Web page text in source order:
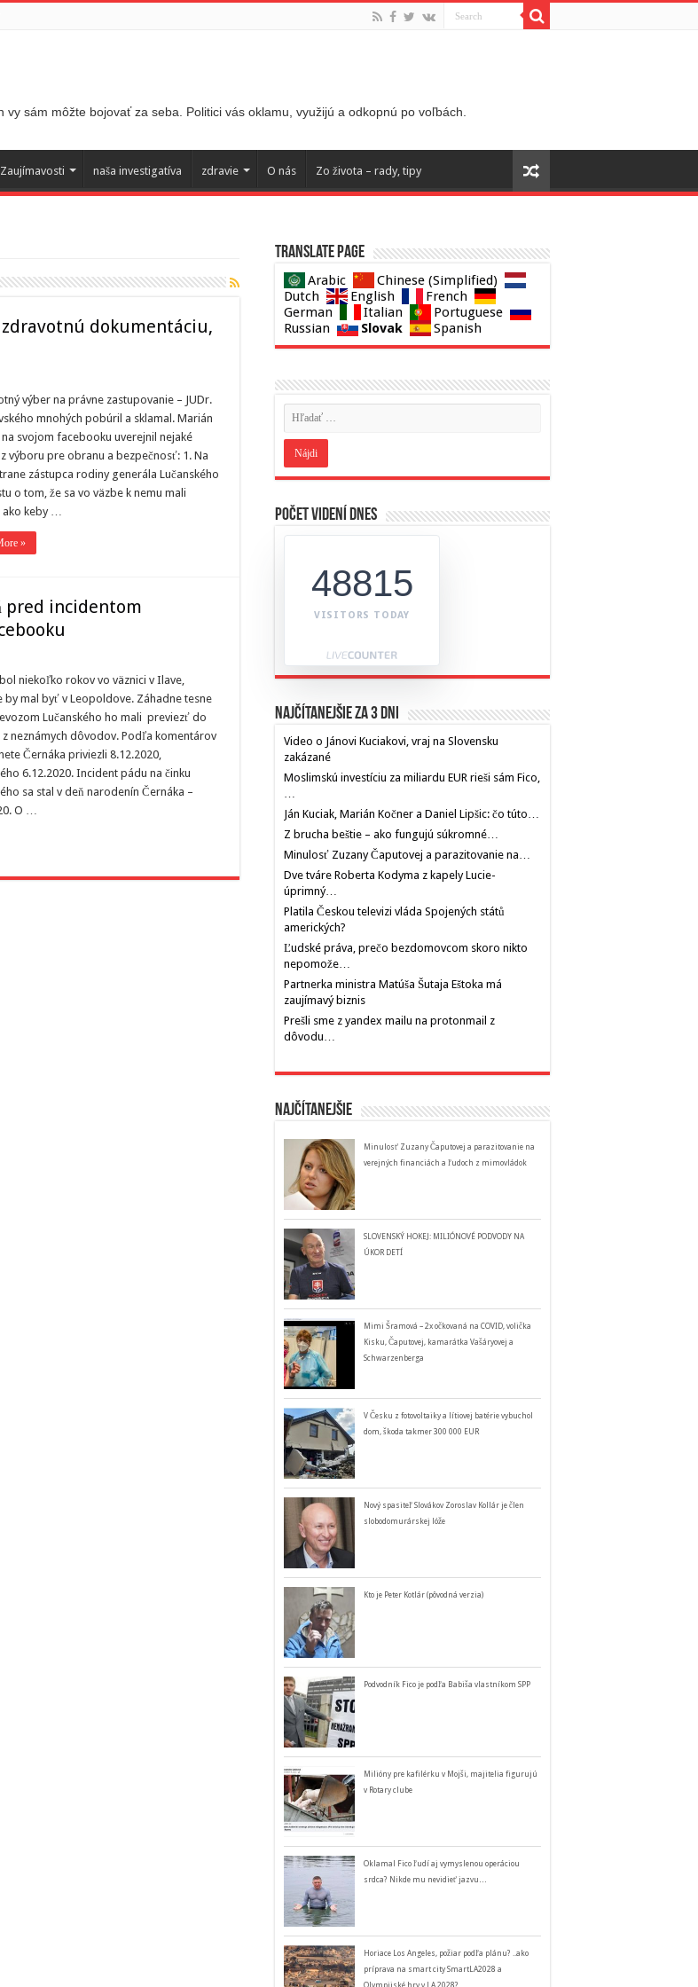
sám môžte bojovať za seba. Politici vás oklamu, využijú a odkopnú po voľbách.
Zaujímavosti naša investigatíva zdravie O nás Zo života – rady, tipy
dokumentáciu,
výber na právne zastupovanie – JUDr.
mnohých pobúril a sklamal. Marián
svojom facebooku uverejnil nejaké
výboru pre obranu a bezpečnosť: 1. Na
zástupca rodiny generála Lučanského
o tom, že sa vo väzbe k nemu mali
ako keby …
»
pred incidentom
niekoľko rokov vo väznici v Ilave,
by mal byť v Leopoldove. Záhadne tesne
Lučanského ho mali previezť do
z neznámych dôvodov. Podľa komentárov
Černáka priviezli 8.12.2020,
6.12.2020. Incident pádu na činku
sa stal v deň narodenín Černáka –
O …
Translate page
Arabic
Chinese (Simplified)
Dutch
English
French
German
Italian
Portuguese
Russian
Slovak Spanish
Počet videní dnes
48815
VISITORS TODAY
Najčítanejšie za 3 dni
Video o Jánovi Kuciakovi, vraj na Slovensku
zakázané
Moslimskú investíciu za miliardu EUR rieši sám Fico,
…
Ján Kuciak, Marián Kočner a Daniel Lipšic: čo túto…
Z brucha beštie – ako fungujú súkromné…
Minulosť Zuzany Čaputovej a parazitovanie na…
Dve tváre Roberta Kodyma z kapely Lucie-
úprimný…
Platila Českou televizi vláda Spojených států
amerických?
Ľudské práva, prečo bezdomovcom skoro nikto
nepomože…
Partnerka ministra Matúša Šutaja Eštoka má
zaujímavý biznis
Prešli sme z yandex mailu na protonmail z
dôvodu…
Najčítanejšie
Minulosť Zuzany Čaputovej a parazitovanie na
verejných financiách a ľudoch z mimovládok
SLOVENSKÝ HOKEJ: MILIÓNOVÉ PODVODY NA
ÚKOR DETÍ
Mimi Šramová – 2x očkovaná na COVID, volička
Kisku, Čaputovej, kamarátka Vašáryovej a
Schwarzenberga
V Česku z fotovoltaiky a lítiovej batérie vybuchol
dom, škoda takmer 300 000 EUR
Nový spasiteľ Slovákov Zoroslav Kollár je člen
slobodomurárskej lóže
Kto je Peter Kotlár (pôvodná verzia)
Podvodník Fico je podľa Babiša vlastníkom SPP
Milióny pre kafilérku v Mojši, majitelia figurujú
v Rotary clube
Oklamal Fico ľudí aj vymyslenou operáciou
srdca? Nikde mu nevidieť jazvu…
Horiace Los Angeles, požiar podľa plánu? ..ako
príprava na smart city SmartLA2028 a